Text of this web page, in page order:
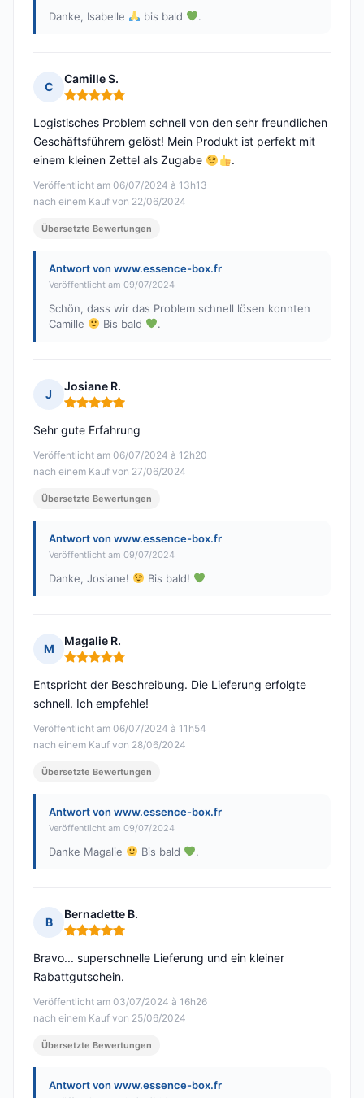
Danke, Isabelle bis bald .
C
Camille S.
Hinweis: 5 von 5
Veröffentlicht am 06/07/2024 à 13h13
nach einem Kauf von 22/06/2024
Logistisches Problem schnell von den sehr freundlichen
Geschäftsführern gelöst! Mein Produkt ist perfekt mit
einem kleinen Zettel als Zugabe
.
Übersetzte Bewertungen
Antwort von www.essence-box.fr
Veröffentlicht am 09/07/2024
Schön, dass wir das Problem schnell lösen konnten
Camille
Bis bald .
J
Josiane R.
Hinweis: 5 von 5
Veröffentlicht am 06/07/2024 à 12h20
nach einem Kauf von 27/06/2024
Sehr gute Erfahrung
Übersetzte Bewertungen
Antwort von www.essence-box.fr
Veröffentlicht am 09/07/2024
Danke, Josiane! Bis bald!
M
Magalie R.
Hinweis: 5 von 5
Veröffentlicht am 06/07/2024 à 11h54
nach einem Kauf von 28/06/2024
Entspricht der Beschreibung. Die Lieferung erfolgte
schnell. Ich empfehle!
Übersetzte Bewertungen
Antwort von www.essence-box.fr
Veröffentlicht am 09/07/2024
Danke Magalie Bis bald .
B
Bernadette B.
Hinweis: 5 von 5
Veröffentlicht am 03/07/2024 à 16h26
nach einem Kauf von 25/06/2024
Bravo... superschnelle Lieferung und ein kleiner
Rabattgutschein.
Übersetzte Bewertungen
Antwort von www.essence-box.fr